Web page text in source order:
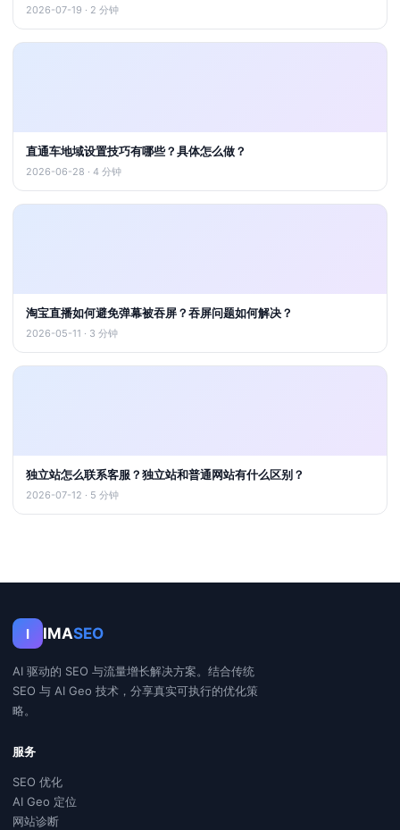
2026-07-19 · 2 分钟
直通车地域设置技巧有哪些？具体怎么做？
2026-06-28 · 4 分钟
淘宝直播如何避免弹幕被吞屏？吞屏问题如何解决？
2026-05-11 · 3 分钟
独立站怎么联系客服？独立站和普通网站有什么区别？
2026-07-12 · 5 分钟
I IMASEO
AI 驱动的 SEO 与流量增长解决方案。结合传统
SEO 与 AI Geo 技术，分享真实可执行的优化策
略。
服务
SEO 优化
AI Geo 定位
网站诊断